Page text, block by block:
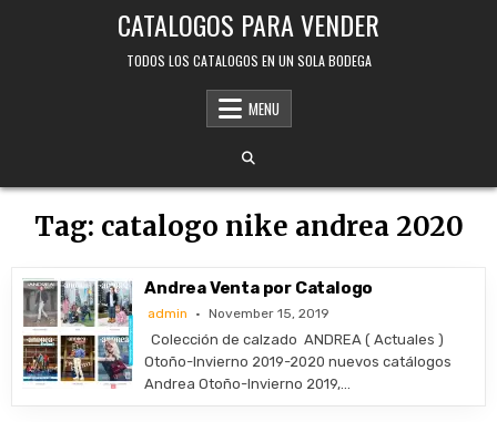
CATALOGOS PARA VENDER
TODOS LOS CATALOGOS EN UN SOLA BODEGA
MENU
Tag: catalogo nike andrea 2020
Andrea Venta por Catalogo
admin November 15, 2019
Colección de calzado ANDREA ( Actuales )
Otoño-Invierno 2019-2020 nuevos catálogos
Andrea Otoño-Invierno 2019,…